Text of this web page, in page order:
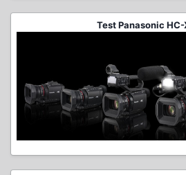
Test Panasonic